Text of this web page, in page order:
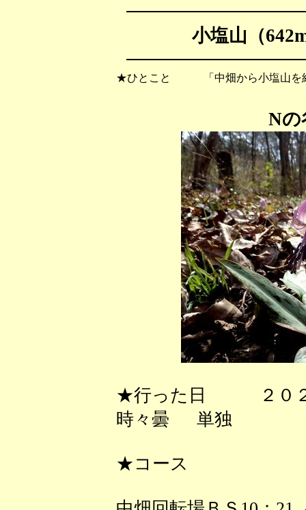
小塩山（
★ひとこと 「中畑から小塩山を経
Nの
★行った日 ２０２
時々曇 単独
★コース